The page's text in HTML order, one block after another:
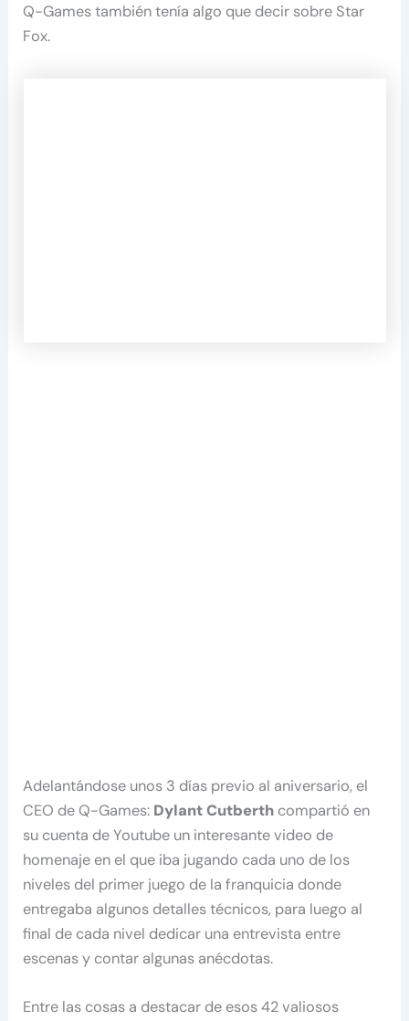
Q-Games también tenía algo que decir sobre Star
Fox.
Adelantándose unos 3 días previo al aniversario, el
CEO de Q-Games: Dylant Cutberth compartió en
su cuenta de Youtube un interesante video de
homenaje en el que iba jugando cada uno de los
niveles del primer juego de la franquicia donde
entregaba algunos detalles técnicos, para luego al
final de cada nivel dedicar una entrevista entre
escenas y contar algunas anécdotas.
Entre las cosas a destacar de esos 42 valiosos